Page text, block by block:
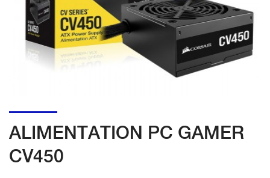
ALIMENTATION PC GAMER
CV450